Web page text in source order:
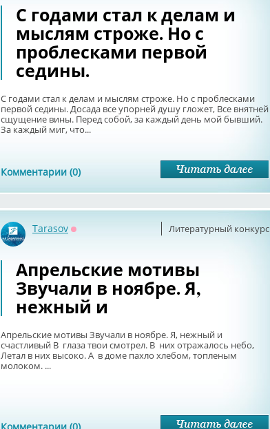
С годами стал к делам и
мыслям строже. Но с
проблесками первой
седины.
С годами стал к делам и мыслям строже. Но с проблесками
первой седины. Досада все упорней душу гложет, Все внятней
сщущение вины. Перед собой, за каждый день мой бывший.
За каждый миг, что...
Комментарии (0)
Литературный конкурс
Tarasov
Апрельские мотивы
Звучали в ноябре. Я,
нежный и
Апрельские мотивы Звучали в ноябре. Я, нежный и
счастливый В глаза твои смотрел. В них отражалось небо,
Летал в них высоко. А в доме пахло хлебом, топленым
молоком. ...